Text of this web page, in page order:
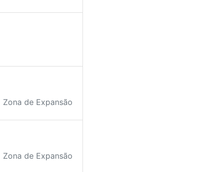
Zona de Expansão
Zona de Expansão